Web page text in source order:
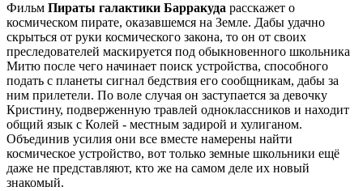
Фильм Пираты галактики Барракуда расскажет о
космическом пирате, оказавшемся на Земле. Дабы удачно
скрыться от руки космического закона, то он от своих
преследователей маскируется под обыкновенного школьника
Митю после чего начинает поиск устройства, способного
подать с планеты сигнал бедствия его сообщникам, дабы за
ним прилетели. По воле случая он заступается за девочку
Кристину, подверженную травлей одноклассников и находит
общий язык с Колей - местным задирой и хулиганом.
Объединив усилия они все вместе намерены найти
космическое устройство, вот только земные школьники ещё
даже не представляют, кто же на самом деле их новый
знакомый.